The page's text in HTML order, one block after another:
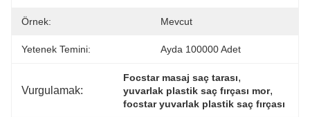
Örnek: Mevcut
Yetenek Temini: Ayda 100000 Adet
Vurgulamak:
Focstar masaj saç tarası,
yuvarlak plastik saç fırçası mor,
focstar yuvarlak plastik saç fırçası